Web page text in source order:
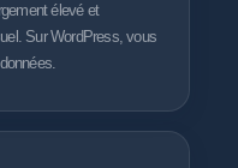
élevé et
Sur WordPress, vous